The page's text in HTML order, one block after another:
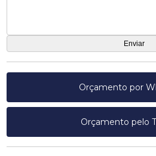
Orçamento por
Orçamento pelo